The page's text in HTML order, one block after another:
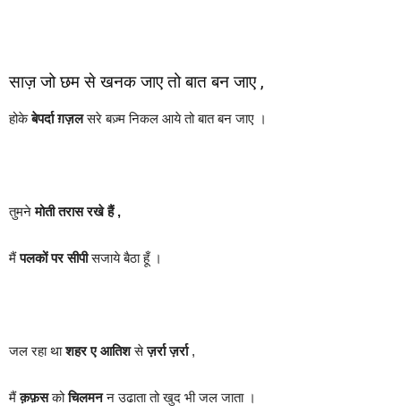
साज़ जो छम से खनक जाए तो बात बन जाए ,
होकेबेपर्दा ग़ज़लसरे बज़्म निकल आये तो बात बन जाए ।
तुमनेमोती तरास रखे हैं ,
मैंपलकों पर सीपीसजाये बैठा हूँ ।
जल रहा थाशहर ए आतिशसेज़र्रा ज़र्रा,
मैंक़फ़सकोचिलमनन उढाता तो खुद भी जल जाता ।